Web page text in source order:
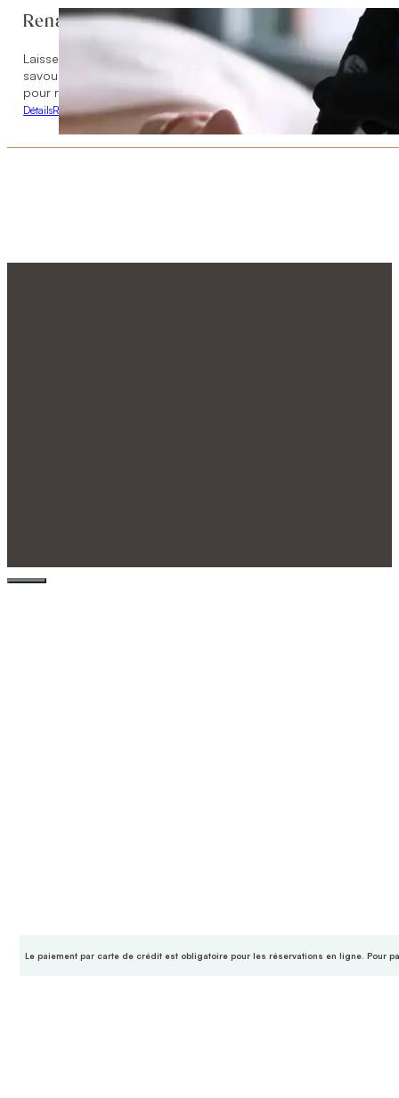
Renaissance
Laissez-vous envelopper par le Soin Voile de Satin, suivi d’un
savourant un moment gourmand grâce à un crédit de 60 $ au
pour renaître en beauté.
DétailsRéserver
Le paiement par carte de crédit est obligatoire pour les réservations en ligne. Pour